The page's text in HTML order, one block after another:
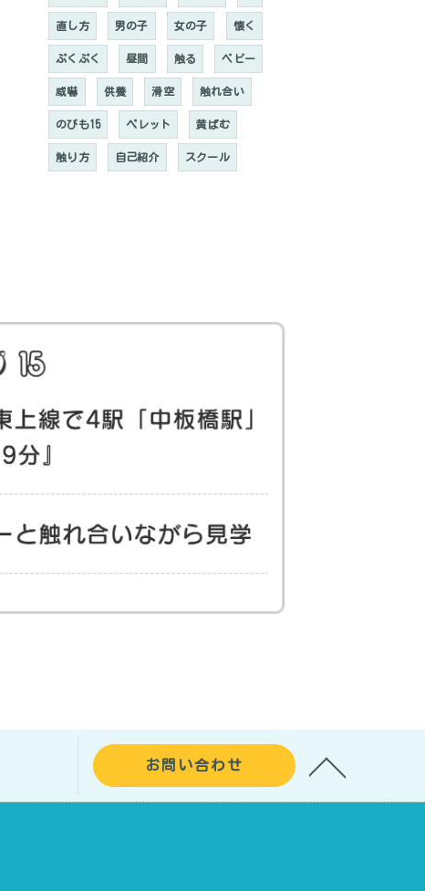
直し方 男の子 女の子 懐く
ぷくぷく 昼間 触る ベビー
威嚇 供養 滑空 触れ合い
のびも15 ペレット 黄ばむ
触り方 自己紹介 スクール
お問い合わせ